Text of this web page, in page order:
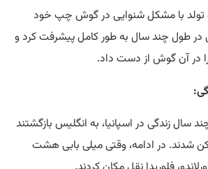
تولد با مشکل شنوایی در گوش چپ خود
طول چند سال به طور کامل پیشرفت کرد و
در آن گوش از دست داد.
سال زندگی در اسپانیا، به انگلیس بازگشتند
شدند. در ادامه، وقتی میلی بابی هشت